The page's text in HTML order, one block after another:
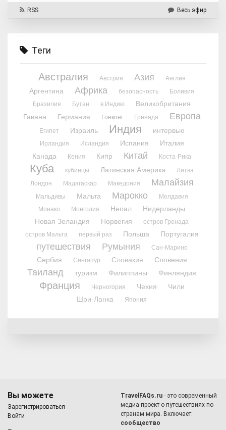
RSS Весь эфир
Теги
Австралия Австрия Азия Англия
Аргентина Африка безопасность
Боливия
Бразилия
Бутан в Индию
Великобритания
Гавана
Германия Гонконг Гренада Европа
Египет Израиль Индия интервью
Ирландия Исландия Испания
Италия
Канада
Кения Кипр Китай Коста-Рика
Куба кубинцы Латинская Америка
Литва
Лондон
Мадагаскар Македония Малайзия
Мальдивы Мальта Марокко
Молдавия
Монако
Монголия Непал
Нидерланды
Новая Зеландия
Норвегия
остров Гренада
остров Мальта
первый раз Польша Португалия
путешествия Румыния Сан-Марино
Сербия Сингапур Словакия Словения
Таиланд туризм Филиппины Финляндия
Франция Черногория Чехия
Чили
Шри-Ланка
Япония
Вы можете
Зарегистрироваться
Войти
TravelFAQs.ru - это современный
медиа-проект о путешествиях по
странам мира. Включает:
сообщество